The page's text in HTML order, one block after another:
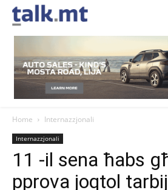
Home Internazzjonali
Internazzjonali
11 -il sena ħabs
pprova joqtol